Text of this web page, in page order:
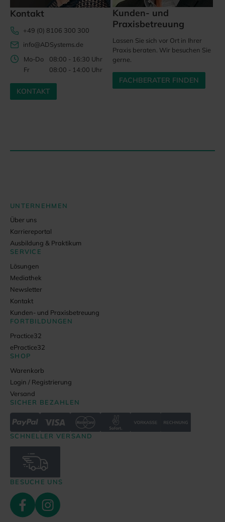
Kontakt
+49 (0) 8106 300 300
info@ADSystems.de
Mo-Do
08:00 - 16:30 Uhr
Fr
08:00 - 14:00 Uhr
KONTAKT
Kunden- und
Praxisbetreuung
Lassen Sie sich vor Ort in Ihrer
Praxis beraten. Wir besuchen Sie
gerne.
FACHBERATER FINDEN
UNTERNEHMEN
Über uns
Karriereportal
Ausbildung & Praktikum
SERVICE
Lösungen
Mediathek
Newsletter
Kontakt
Kunden- und Praxisbetreuung
FORTBILDUNGEN
Practice32
ePractice32
SHOP
Warenkorb
Login / Registrierung
Versand
SICHER BEZAHLEN
SCHNELLER VERSAND
BESUCHE UNS